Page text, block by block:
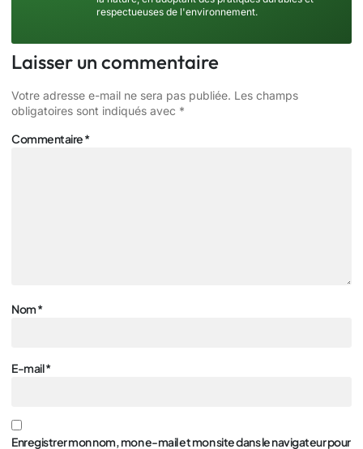
respectueuses de l'environnement.
Laisser un commentaire
Votre adresse e-mail ne sera pas publiée. Les champs
obligatoires sont indiqués avec *
Commentaire*
Nom*
E-mail*
Enregistrer mon nom, mon e-mail et mon site dans le navigateur pour